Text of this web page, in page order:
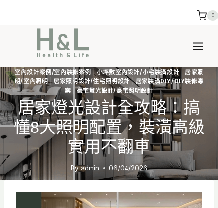
0
室內設計案例/室內裝修案例 |小坪數室內設計/小宅裝潢設計
居家照
明/室內照明|居家照明設計/住宅照明設計|居家裝潢DIY/DIY裝修專
案 |豪宅燈光設計/豪宅照明設計
居家燈光設計全攻略：搞
懂8大照明配置，裝潢高級
實用不翻車
Byadmin 06/04/2026